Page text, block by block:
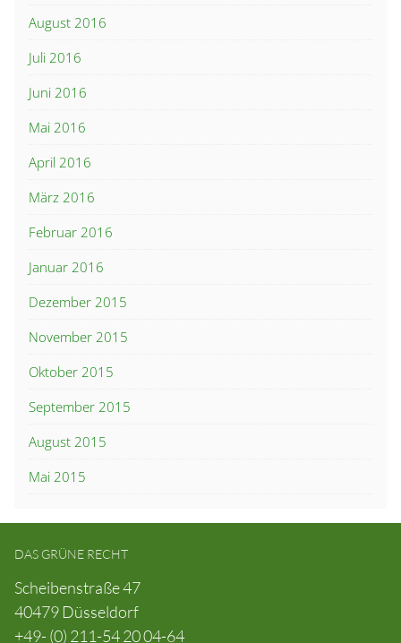
August 2016
Juli 2016
Juni 2016
Mai 2016
April 2016
März 2016
Februar 2016
Januar 2016
Dezember 2015
November 2015
Oktober 2015
September 2015
August 2015
Mai 2015
DAS GRÜNE RECHT
Scheibenstraße 47
40479 Düsseldorf
+49- (0) 211-54 20 04-64